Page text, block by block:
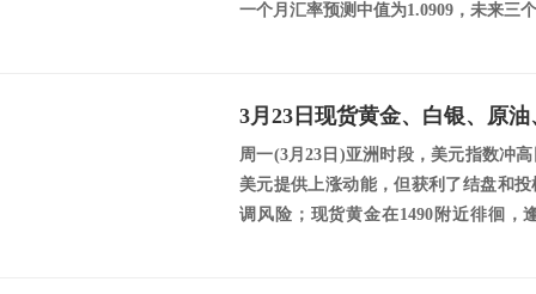
一个月汇率预测中值为1.0909，未来三
3月23日现货黄金、白银、原
周一(3月23日)亚洲时段，美元指数冲
美元提供上涨动能，但获利了结盘和
调风险；现货黄金在1490附近徘徊，